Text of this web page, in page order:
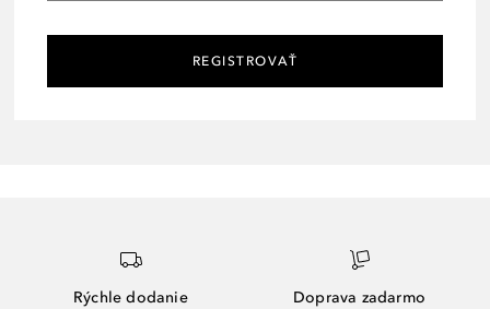
REGISTROVAŤ
Rýchle dodanie Doprava zadarmo